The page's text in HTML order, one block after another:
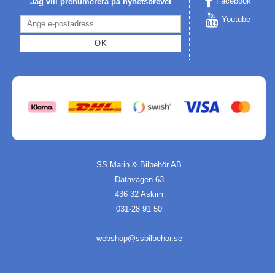
OK
Youtube
SS Marin & Bilbehör AB
Datavägen 63
436 32 Askim
031-28 91 50
webshop@ssbilbehor.se